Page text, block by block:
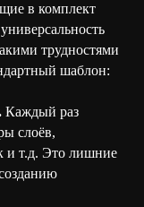
в комплект
трудностями
шаблон:
Каждый раз
слоёв,
и т.д. Это лишние